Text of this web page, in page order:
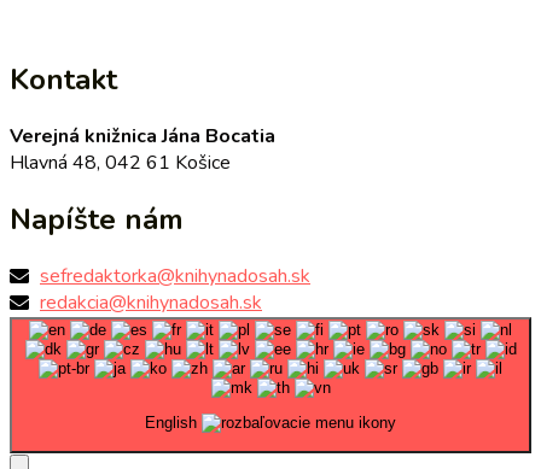
Kontakt
Verejná knižnica Jána Bocatia
Hlavná 48, 042 61 Košice
Napíšte nám
sefredaktorka@knihynadosah.sk
redakcia@knihynadosah.sk
English